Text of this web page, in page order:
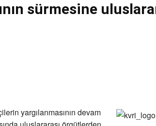
sürmesine
yargılanmasının devam